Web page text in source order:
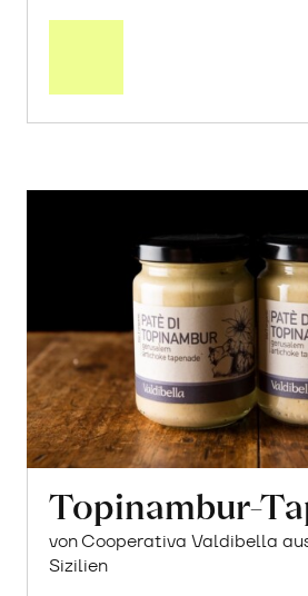
Topinambur-
von Cooperativa Valdibella
Sizilien